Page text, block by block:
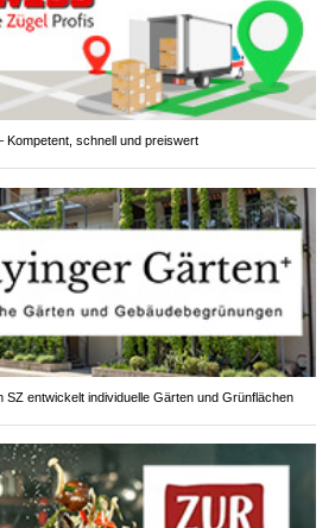
schnell und preiswert
SZ entwickelt individuelle Gärten und Grünflächen